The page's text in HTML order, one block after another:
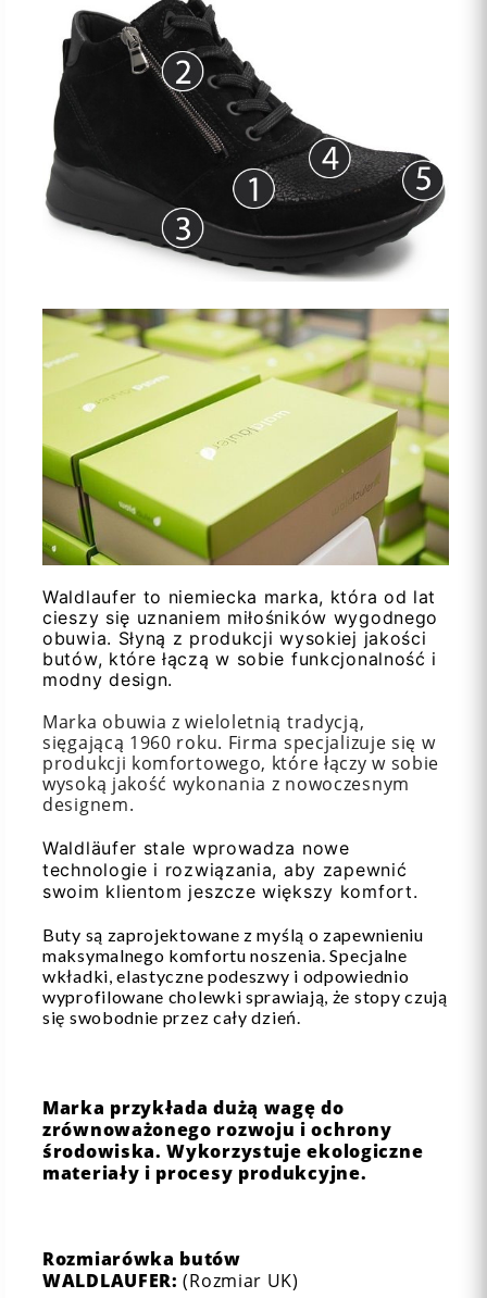
Waldlaufer to niemiecka marka, która od lat
cieszy się uznaniem miłośników wygodnego
obuwia. Słyną z produkcji wysokiej jakości
butów, które łączą w sobie funkcjonalność i
modny design.
Marka obuwia z wieloletnią tradycją,
sięgającą 1960 roku. Firma specjalizuje się w
produkcji komfortowego, które łączy w sobie
wysoką jakość wykonania z nowoczesnym
designem.
Waldläufer stale wprowadza nowe
technologie i rozwiązania, aby zapewnić
swoim klientom jeszcze większy komfort.
Buty są zaprojektowane z myślą o zapewnieniu
maksymalnego komfortu noszenia. Specjalne
wkładki, elastyczne podeszwy i odpowiednio
wyprofilowane cholewki sprawiają, że stopy czują
się swobodnie przez cały dzień.
Marka przykłada dużą wagę do
zrównoważonego rozwoju i ochrony
środowiska. Wykorzystuje ekologiczne
materiały i procesy produkcyjne.
Rozmiarówka butów
WALDLAUFER:(Rozmiar UK)